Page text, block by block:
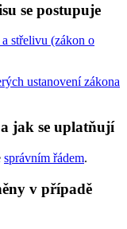
se postupuje
střelivu (zákon o
ustanovení zákona
jak se uplatňují
správním řádem.
v případě